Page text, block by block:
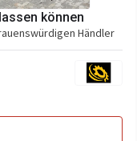
können
Händler